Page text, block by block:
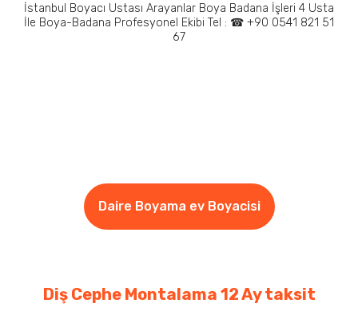
İstanbul Boyacı Ustası Arayanlar Boya Badana İşleri 4 Usta
İle Boya-Badana Profesyonel Ekibi Tel : ☎ +90 0541 821 51
67
Daire Boyama ev Boyacisi
Diş Cephe Montalama 12 Ay taksit